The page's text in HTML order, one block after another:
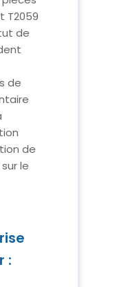
T2059
de
de
de
le
: